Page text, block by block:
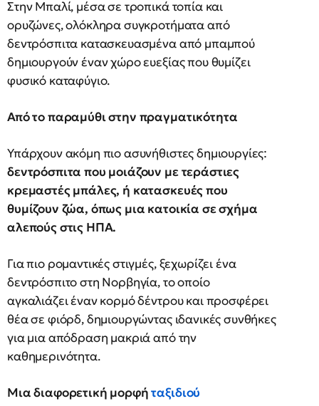
Στην Μπαλί, μέσα σε τροπικά τοπία και
ορυζώνες, ολόκληρα συγκροτήματα από
δεντρόσπιτα κατασκευασμένα από μπαμπού
δημιουργούν έναν χώρο ευεξίας που θυμίζει
φυσικό καταφύγιο.
Από το παραμύθι στην πραγματικότητα
Υπάρχουν ακόμη πιο ασυνήθιστες δημιουργίες:
δεντρόσπιτα που μοιάζουν με τεράστιες
κρεμαστές μπάλες, ή κατασκευές που
θυμίζουν ζώα, όπως μια κατοικία σε σχήμα
αλεπούς στις ΗΠΑ.
Για πιο ρομαντικές στιγμές, ξεχωρίζει ένα
δεντρόσπιτο στη Νορβηγία, το οποίο
αγκαλιάζει έναν κορμό δέντρου και προσφέρει
θέα σε φιόρδ, δημιουργώντας ιδανικές συνθήκες
για μια απόδραση μακριά από την
καθημερινότητα.
Μια διαφορετική μορφήταξιδιού